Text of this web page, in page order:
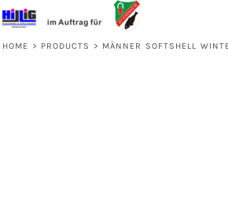
HOME > PRODUCTS > MÄNNER SOFTSHELL